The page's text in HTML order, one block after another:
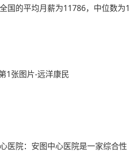
国的平均月薪为11786，中位数为1
医院：安图中心医院是一家综合性